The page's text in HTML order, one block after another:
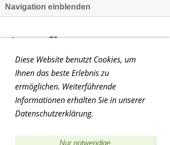
Navigation einblenden
Ausflug
Senioren
19.07.2012
Diese Website benutzt Cookies, um
Ihnen das beste Erlebnis zu
ermöglichen. Weiterführende
Informationen erhalten Sie in unserer
Datenschutzerklärung.
Nur notwendige